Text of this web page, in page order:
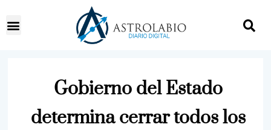
Gobierno del Estado
determina cerrar todos los